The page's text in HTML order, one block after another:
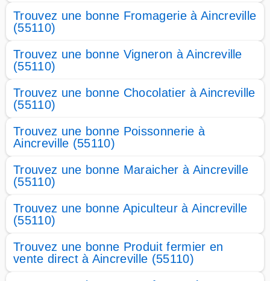
Trouvez une bonne Fromagerie à Aincreville
(55110)
Trouvez une bonne Vigneron à Aincreville
(55110)
Trouvez une bonne Chocolatier à Aincreville
(55110)
Trouvez une bonne Poissonnerie à
Aincreville (55110)
Trouvez une bonne Maraicher à Aincreville
(55110)
Trouvez une bonne Apiculteur à Aincreville
(55110)
Trouvez une bonne Produit fermier en
vente direct à Aincreville (55110)